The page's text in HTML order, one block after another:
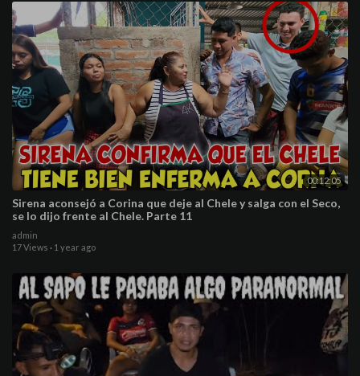
00:12:05
Sirena aconsejó a Corina que deje al Chele y salga con el Seco,
se lo dijo frente al Chele. Parte 11
admin
17 Views · 1 year ago